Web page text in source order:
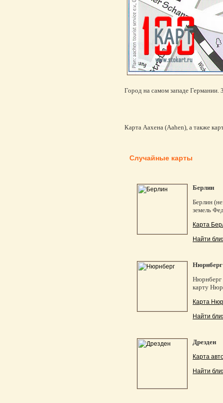
Город на самом западе Германии.
Карта Аахена (Aahen), а также
Случайные карты
Берлин
Берлин
земель
Карта
Найти
Нюрнберг
Нюрнберг
карту
Карта
Найти
Дрезден
Карта
Найти